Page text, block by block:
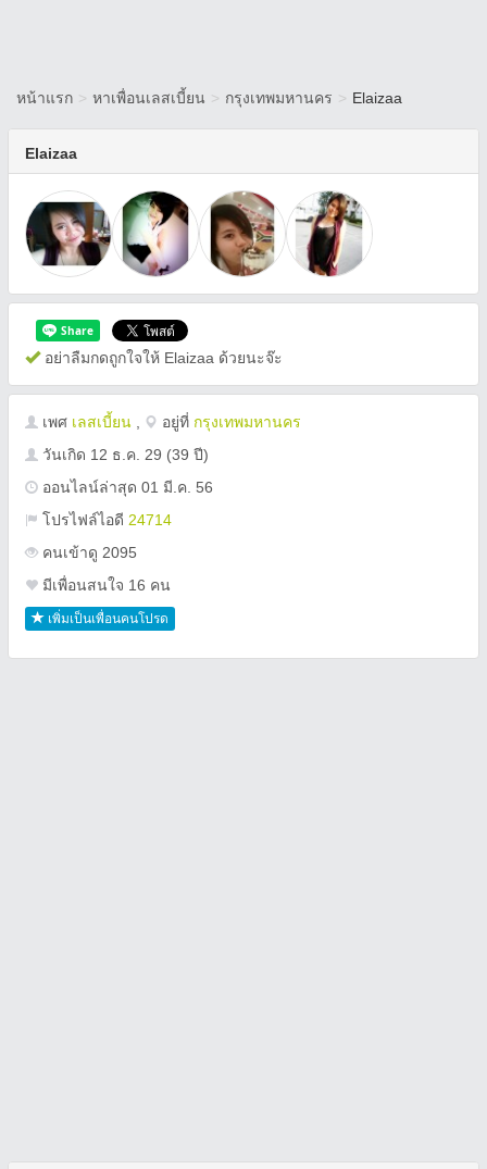
หน้าแรก > หาเพื่อนเลสเบี้ยน > กรุงเทพมหานคร > Elaizaa
Elaizaa
อย่าลืมกดถูกใจให้ Elaizaa ด้วยนะจ๊ะ
เพศ เลสเบี้ยน อยู่ที่ กรุงเทพมหานคร
วันเกิด 12 ธ.ค. 29 (39 ปี)
ออนไลน์ล่าสุด 01 มี.ค. 56
โปรไฟล์ไอดี 24714
คนเข้าดู 2095
มีเพื่อนสนใจ 16 คน
เพิ่มเป็นเพื่อนคนโปรด